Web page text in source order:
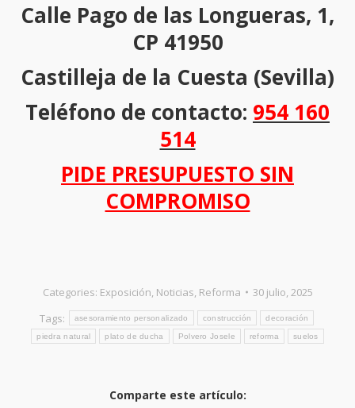
Calle Pago de las Longueras, 1,
CP 41950
Castilleja de la Cuesta (Sevilla)
Teléfono de contacto: 954 160
514
PIDE PRESUPUESTO SIN
COMPROMISO
Categories: Exposición, Noticias, Reforma
30 julio, 2025
Tags:
asesoramiento personalizado construcción decoración
piedra natural plato de ducha Polvero Josele reforma suelos
Comparte este artículo: